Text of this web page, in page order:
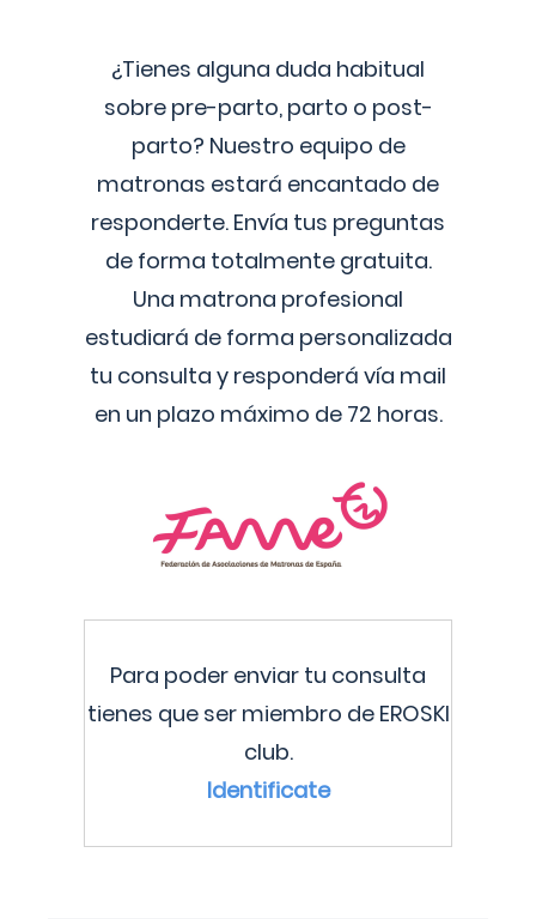
¿Tienes alguna duda habitual
sobre pre-parto, parto o post-
parto? Nuestro equipo de
matronas estará encantado de
responderte. Envía tus preguntas
de forma totalmente gratuita.
Una matrona profesional
estudiará de forma personalizada
tu consulta y responderá vía mail
en un plazo máximo de 72 horas.
Para poder enviar tu consulta
tienes que ser miembro de EROSKI
club.
Identificate